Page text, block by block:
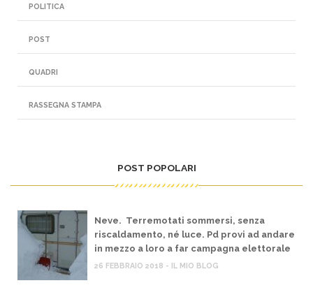
POLITICA
POST
QUADRI
RASSEGNA STAMPA
POST POPOLARI
Neve. Terremotati sommersi, senza
riscaldamento, né luce. Pd provi ad andare
in mezzo a loro a far campagna elettorale
26 FEBBRAIO 2018 - IL MIO BLOG